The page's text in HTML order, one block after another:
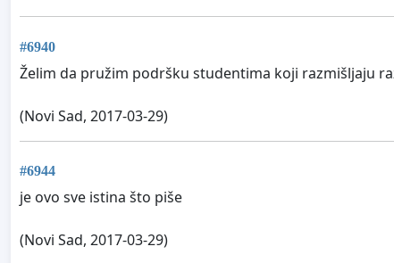
#6940
Želim da pružim podršku studentima koji razmišljaju
(Novi Sad, 2017-03-29)
#6944
je ovo sve istina što piše
(Novi Sad, 2017-03-29)